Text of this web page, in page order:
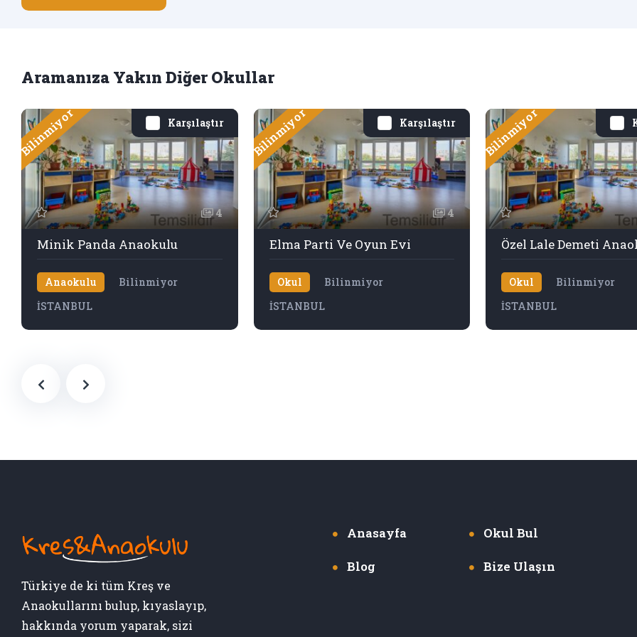
Aramanıza Yakın Diğer Okullar
Karşılaştır
Bilinmiyor
4
Minik Panda Anaokulu
Anaokulu
Bilinmiyor
İSTANBUL
Karşılaştır
Bilinmiyor
4
Elma Parti Ve Oyun Evi
Okul
Bilinmiyor
İSTANBUL
Bilinmiyor
Özel Lale Demeti
Okul
Bilinmiyor
İSTANBUL
Türkiye de ki tüm Kreş ve
Anaokullarını bulup, kıyaslayıp,
hakkında yorum yaparak, sizi
Anasayfa Okul Bul
Blog Bize Ulaşın